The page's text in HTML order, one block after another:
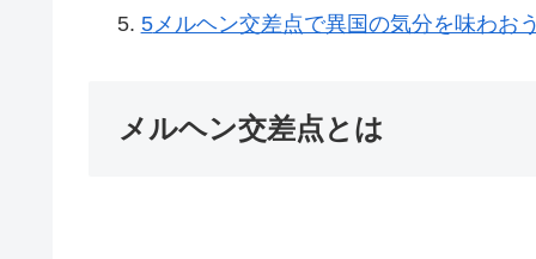
5メルヘン交差点で異国の気分を味わお
メルヘン交差点とは